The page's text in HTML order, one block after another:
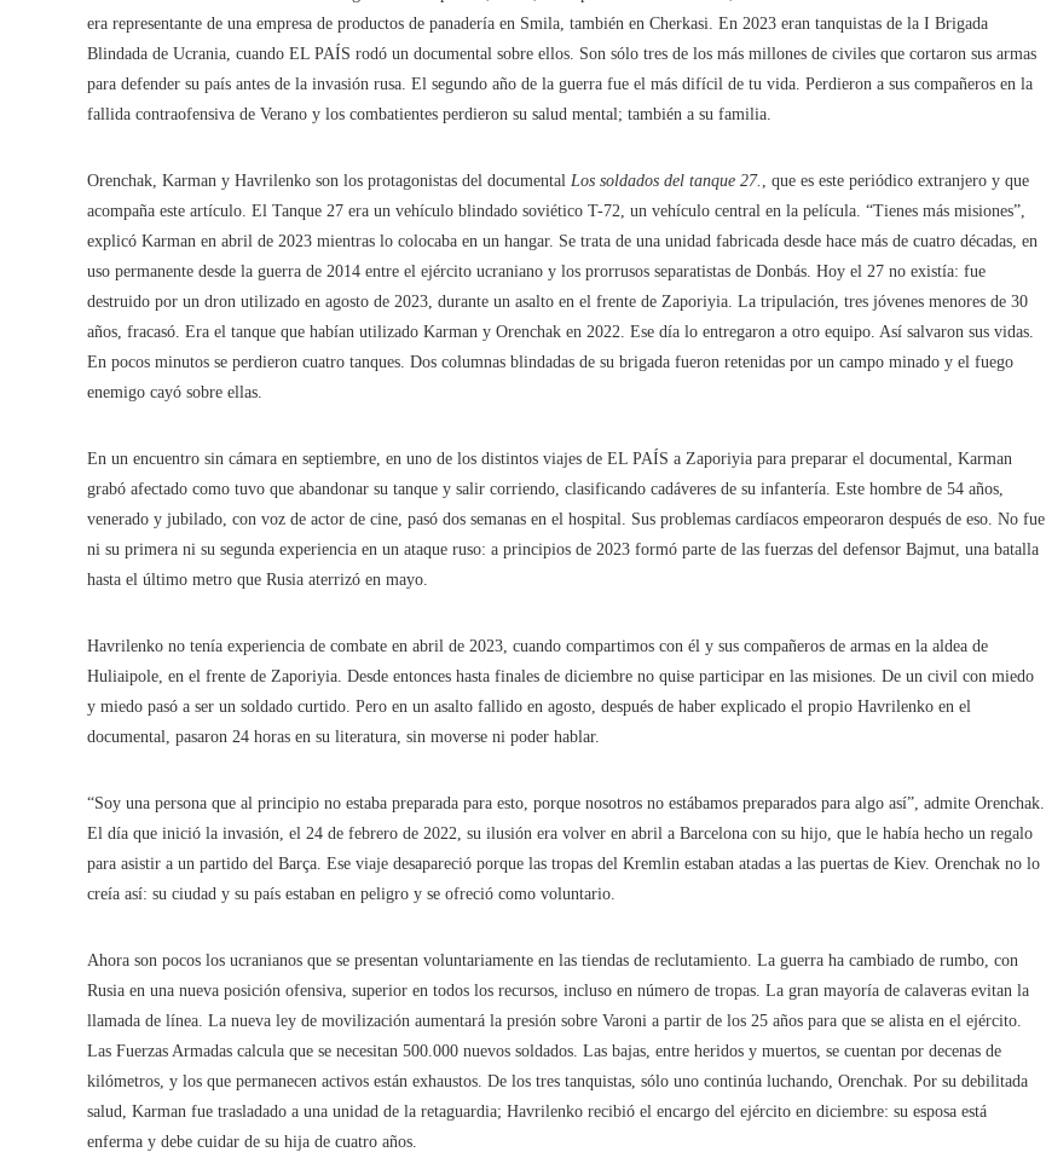
era representante de una empresa de productos de panadería en Smila, también en Cherkasi. En 2023 eran tanquistas de la I Brigada
Blindada de Ucrania, cuando EL PAÍS rodó un documental sobre ellos. Son sólo tres de los más millones de civiles que cortaron sus armas
para defender su país antes de la invasión rusa. El segundo año de la guerra fue el más difícil de tu vida. Perdieron a sus compañeros en la
fallida contraofensiva de Verano y los combatientes perdieron su salud mental; también a su familia.
Orenchak, Karman y Havrilenko son los protagonistas del documental Los soldados del tanque 27. , que es este periódico extranjero y que
acompaña este artículo. El Tanque 27 era un vehículo blindado soviético T-72, un vehículo central en la película. “Tienes más misiones”,
explicó Karman en abril de 2023 mientras lo colocaba en un hangar. Se trata de una unidad fabricada desde hace más de cuatro décadas, en
uso permanente desde la guerra de 2014 entre el ejército ucraniano y los prorrusos separatistas de Donbás. Hoy el 27 no existía: fue
destruido por un dron utilizado en agosto de 2023, durante un asalto en el frente de Zaporiyia. La tripulación, tres jóvenes menores de 30
años, fracasó. Era el tanque que habían utilizado Karman y Orenchak en 2022. Ese día lo entregaron a otro equipo. Así salvaron sus vidas.
En pocos minutos se perdieron cuatro tanques. Dos columnas blindadas de su brigada fueron retenidas por un campo minado y el fuego
enemigo cayó sobre ellas.
En un encuentro sin cámara en septiembre, en uno de los distintos viajes de EL PAÍS a Zaporiyia para preparar el documental, Karman
grabó afectado como tuvo que abandonar su tanque y salir corriendo, clasificando cadáveres de su infantería. Este hombre de 54 años,
venerado y jubilado, con voz de actor de cine, pasó dos semanas en el hospital. Sus problemas cardíacos empeoraron después de eso. No fue
ni su primera ni su segunda experiencia en un ataque ruso: a principios de 2023 formó parte de las fuerzas del defensor Bajmut, una batalla
hasta el último metro que Rusia aterrizó en mayo.
Havrilenko no tenía experiencia de combate en abril de 2023, cuando compartimos con él y sus compañeros de armas en la aldea de
Huliaipole, en el frente de Zaporiyia. Desde entonces hasta finales de diciembre no quise participar en las misiones. De un civil con miedo
y miedo pasó a ser un soldado curtido. Pero en un asalto fallido en agosto, después de haber explicado el propio Havrilenko en el
documental, pasaron 24 horas en su literatura, sin moverse ni poder hablar.
“Soy una persona que al principio no estaba preparada para esto, porque nosotros no estábamos preparados para algo así”, admite Orenchak.
El día que inició la invasión, el 24 de febrero de 2022, su ilusión era volver en abril a Barcelona con su hijo, que le había hecho un regalo
para asistir a un partido del Barça. Ese viaje desapareció porque las tropas del Kremlin estaban atadas a las puertas de Kiev. Orenchak no lo
creía así: su ciudad y su país estaban en peligro y se ofreció como voluntario.
Ahora son pocos los ucranianos que se presentan voluntariamente en las tiendas de reclutamiento. La guerra ha cambiado de rumbo, con
Rusia en una nueva posición ofensiva, superior en todos los recursos, incluso en número de tropas. La gran mayoría de calaveras evitan la
llamada de línea. La nueva ley de movilización aumentará la presión sobre Varoni a partir de los 25 años para que se alista en el ejército.
Las Fuerzas Armadas calcula que se necesitan 500.000 nuevos soldados. Las bajas, entre heridos y muertos, se cuentan por decenas de
kilómetros, y los que permanecen activos están exhaustos. De los tres tanquistas, sólo uno continúa luchando, Orenchak. Por su debilitada
salud, Karman fue trasladado a una unidad de la retaguardia; Havrilenko recibió el encargo del ejército en diciembre: su esposa está
enferma y debe cuidar de su hija de cuatro años.